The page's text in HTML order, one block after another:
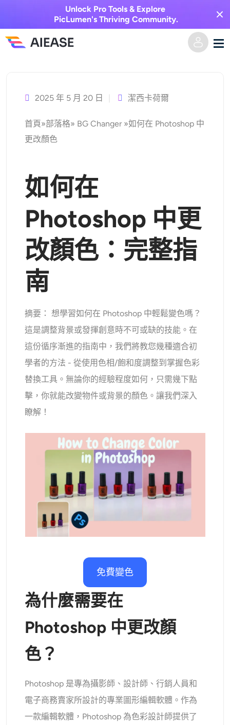
Unlock Pro Tools & Explore
PicLumen's Thriving Community.
AI視頻
文字轉視頻
視頻效果
AI親吻生成器
AI擁抱生成器
AI舞蹈生成器
支援的人工智慧模型
Seedance 2.0 Kling 2.6 Motion Control Veo 3.1
Sora 2.0 Kling 2.6 Pro Kling 2.1 Master Hailuo 2.3
Wan 2.5
視覺特效
以圖生圖
文字轉圖片
支援的人工智慧模型
Seedream 5.0 專業版 Nano Banana Pro Seedream 4.5
納米香蕉
人工智慧工具
相片編輯與創作工具
照片增強器
物件移除器
背景去除劑
AI背景
AI擴展器
人工智慧替換器
AI 風格圖片生成器
肖像工具
AI頭像生成器
2025 年 5 月 20 日 潔西卡荷爾
首頁»部落格» BG Changer»如何在 Photoshop 中
更改顏色
如何在
Photoshop 中更
改顏色：完整指
南
摘要： 想學習如何在 Photoshop 中輕鬆變色嗎？
這是調整背景或發揮創意時不可或缺的技能。在
這份循序漸進的指南中，我們將教您幾種適合初
學者的方法 - 從使用色相/飽和度調整到掌握色彩
替換工具。無論你的經驗程度如何，只需幾下點
擊，你就能改變物件或背景的顏色。讓我們深入
瞭解！
免費變色
為什麼需要在
Photoshop 中更改顏
色？
Photoshop 是專為攝影師、設計師、行銷人員和
電子商務賣家所設計的專業圖形編輯軟體。作為
一款編輯軟體，Photoshop 為色彩設計師提供了